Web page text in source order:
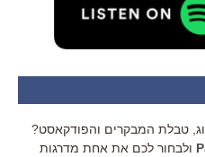
טבלת המבקרים והפודקאסט?
ולבחור לכם את אחת מדרגות